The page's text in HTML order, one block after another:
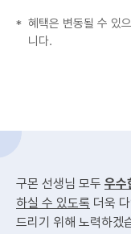
혜택은 변동될 수 있
니다.
구몬 선생님 모두 우수
하실 수 있도록 더욱
드리기 위해 노력하겠